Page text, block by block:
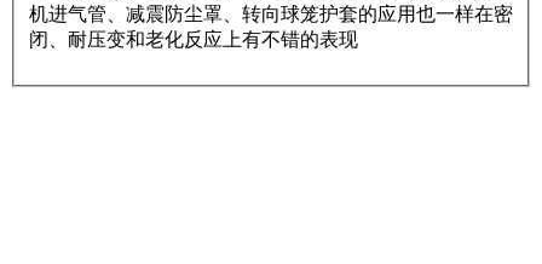
机进气管、减震防尘罩、转向球笼护套的应用也一样在密
闭、耐压变和老化反应上有不错的表现